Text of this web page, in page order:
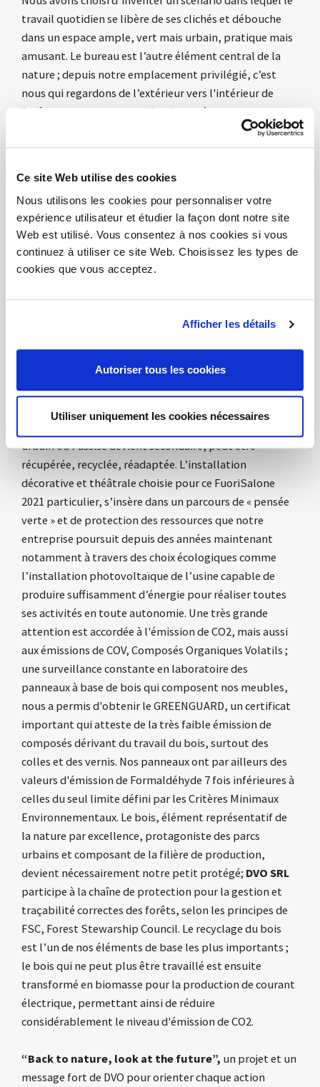
Ce site Web utilise des cookies
Nous utilisons les cookies pour personnaliser votre
expérience utilisateur et étudier la façon dont notre site
Web est utilisé. Vous consentez à nos cookies si vous
continuez à utiliser ce site Web. Choisissez les types de
cookies que vous acceptez.
Afficher les détails
Autoriser tous les cookies
Utiliser uniquement les cookies nécessaires
travail quotidien se libère de ses clichés et débouche
dans un espace ample, vert mais urbain, pratique mais
amusant. Le bureau est l’autre élément central de la
nature ; depuis notre emplacement privilégié, c’est
nous qui regardons de l’extérieur vers l'intérieur de
fenêtres souvent toutes identiques, à travers
lesquelles nous avons tant de fois rêvé de fuir.Le
contexte urbain se transforme en coulisses, un contour
quotidienne.Un arbre peut être à la fois un oasis
d’ombre aux pieds duquel se rafraîchir, et un support
pour un élément lumineux qui sert à nous faire mieux
travailler ; il peut aussi être un support pour la
balançoire qui devient un siège idéal dans notre
contexte spécial, où travail et loisirs trouvent leur
équilibre parfait.Les différentes « déclinaisons » du
référence ; les zones détente, où les petites tables de
l’espace café deviennent des plans de jeu ; l’open space
opérationnel, où rencontre et partage caractérisent à
la fois le travail et les moments de pause ; les bureaux,
créent encore une fois l’espace de travail dans un parc
urbain où l’assise devient secondaire, peut être
récupérée, recyclée, réadaptée. L’installation
décorative et théâtrale choisie pour ce FuoriSalone
2021 particulier, s’insère dans un parcours de « pensée
verte » et de protection des ressources que notre
entreprise poursuit depuis des années maintenant
notamment à travers des choix écologiques comme
l’installation photovoltaïque de l’usine capable de
produire suffisamment d’énergie pour réaliser toutes
ses activités en toute autonomie. Une très grande
attention est accordée à l'émission de CO2, mais aussi
aux émissions de COV, Composés Organiques Volatils ;
une surveillance constante en laboratoire des
panneaux à base de bois qui composent nos meubles,
nous a permis d'obtenir le GREENGUARD, un certificat
important qui atteste de la très faible émission de
composés dérivant du travail du bois, surtout des
colles et des vernis. Nos panneaux ont par ailleurs des
valeurs d'émission de Formaldéhyde 7 fois inférieures à
celles du seul limite défini par les Critères Minimaux
Environnementaux. Le bois, élément représentatif de
la nature par excellence, protagoniste des parcs
urbains et composant de la filière de production,
devient nécessairement notre petit protégé; DVO SRL
participe à la chaîne de protection pour la gestion et
traçabilité correctes des forêts, selon les principes de
FSC, Forest Stewarship Council. Le recyclage du bois
est l’un de nos éléments de base les plus importants ;
le bois qui ne peut plus être travaillé est ensuite
transformé en biomasse pour la production de courant
électrique, permettant ainsi de réduire
considérablement le niveau d'émission de CO2.
“Back to nature, look at the future”, un projet et un
message fort de DVO pour orienter chaque action